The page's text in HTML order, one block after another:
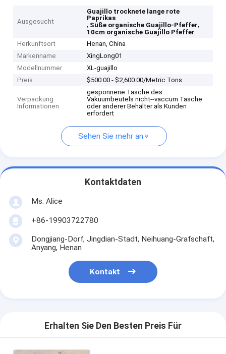
Ausgesucht
Guajillo trocknete lange rote
Paprikas
, Süße organische Guajillo-Pfeffer,
10cm organische Guajillo Pfeffer
Herkunftsort
Henan, China
Markenname
XingLong01
Modellnummer
XL-guajillo
Preis
$500.00 - $2,600.00/Metric Tons
Verpackung
Informationen
gesponnene Tasche des
Vakuumbeutels nicht--vaccum Tasche
oder anderer Behälter als Kunden
erfordert
Sehen Sie mehr an
Kontaktdaten
Ms. Alice
+86-19903722780
Dongjiang-Dorf, Jingdian-Stadt, Neihuang-Grafschaft,
Anyang, Henan
Kontakt
Erhalten Sie Den Besten Preis Für